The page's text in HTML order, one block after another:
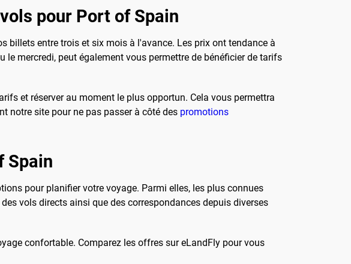
pour Port of Spain
billets entre trois et six mois à l'avance. Les prix ont tendance à
mercredi, peut également vous permettre de bénéficier de tarifs
et réserver au moment le plus opportun. Cela vous permettra
notre site pour ne pas passer à côté des promotions
Spain
pour planifier votre voyage. Parmi elles, les plus connues
vols directs ainsi que des correspondances depuis diverses
confortable. Comparez les offres sur eLandFly pour vous